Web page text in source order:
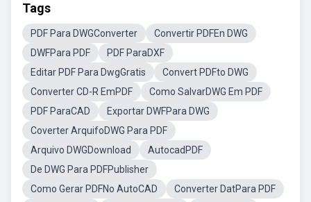
Tags
PDF Para DWGConverter
Convertir PDFEn DWG
DWFPara PDF
PDF ParaDXF
Editar PDF Para DwgGratis
Convert PDFto DWG
Converter CD-R EmPDF
Como SalvarDWG Em PDF
PDF ParaCAD
Exportar DWFPara DWG
Coverter ArquifoDWG Para PDF
Arquivo DWGDownload
AutocadPDF
De DWG Para PDFPublisher
Como Gerar PDFNo AutoCAD
Converter DatPara PDF